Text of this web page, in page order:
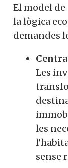
El model
la lògica
demandes
Les
les
sense